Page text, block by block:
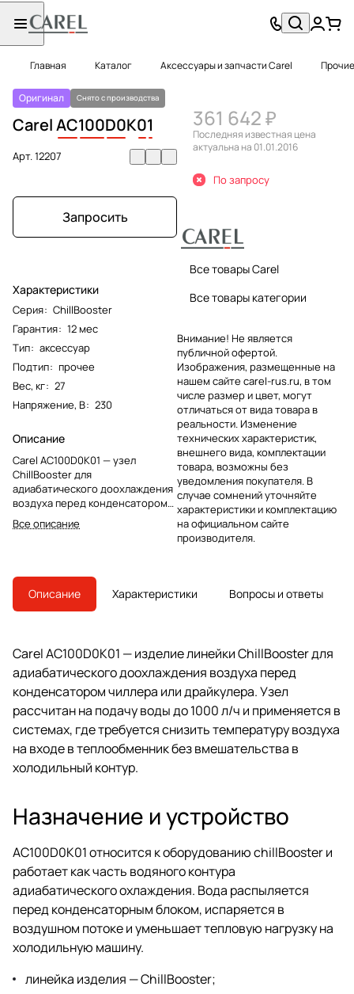
Главная Каталог Аксессуары и запчасти Carel
Оригинал Снято с производства
CarelAC100D0K01
Арт.12207
Запросить
Характеристики
Серия: ChillBooster
Гарантия: 12 мес
Тип: аксессуар
Подтип: прочее
Вес, кг: 27
Напряжение, В: 230
Описание
Carel AC100D0K01 — узел
ChillBooster для
адиабатического доохлаждения
воздуха перед конденсатором
чиллера или драйкулера. Версия
для расхода воды до 1000 л/ч.
Все описание
361 642 ₽
Последняя известная цена
актуальна на 01.01.2016
По запросу
Все товары Carel
Все товары категории
Внимание! Не является
публичной офертой.
Изображения, размещенные на
нашем сайте carel-rus.ru, в том
числе размер и цвет, могут
отличаться от вида товара в
реальности. Изменение
технических характеристик,
внешнего вида, комплектации
товара, возможны без
уведомления покупателя. В
случае сомнений уточняйте
характеристики и комплектацию
на официальном сайте
производителя.
Описание Характеристики Вопросы и ответы
Carel AC100D0K01 — изделие линейки ChillBooster для
адиабатического доохлаждения воздуха перед
конденсатором чиллера или драйкулера. Узел
рассчитан на подачу воды до 1000 л/ч и применяется в
системах, где требуется снизить температуру воздуха
на входе в теплообменник без вмешательства в
холодильный контур.
Назначение и устройство
AC100D0K01 относится к оборудованию chillBooster и
работает как часть водяного контура
адиабатического охлаждения. Вода распыляется
перед конденсаторным блоком, испаряется в
воздушном потоке и уменьшает тепловую нагрузку на
холодильную машину.
линейка изделия — ChillBooster;